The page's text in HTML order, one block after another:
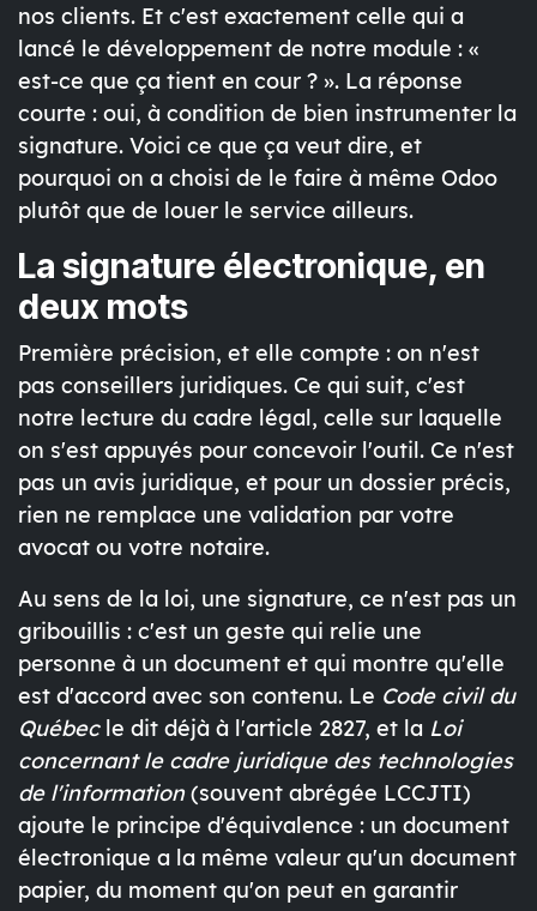
nos clients. Et c'est exactement celle qui a
lancé le développement de notre module : «
est-ce que ça tient en cour ? ». La réponse
courte : oui, à condition de bien instrumenter la
signature. Voici ce que ça veut dire, et
pourquoi on a choisi de le faire à même Odoo
plutôt que de louer le service ailleurs.
La signature électronique, en
deux mots
Première précision, et elle compte : on n'est
pas conseillers juridiques. Ce qui suit, c'est
notre lecture du cadre légal, celle sur laquelle
on s'est appuyés pour concevoir l'outil. Ce n'est
pas un avis juridique, et pour un dossier précis,
rien ne remplace une validation par votre
avocat ou votre notaire.
Au sens de la loi, une signature, ce n'est pas un
gribouillis : c'est un geste qui relie une
personne à un document et qui montre qu'elle
est d'accord avec son contenu. Le Code civil du
Québecle dit déjà à l'article 2827, et la Loi
concernant le cadre juridique des technologies
de l'information(souvent abrégée LCCJTI)
ajoute le principe d'équivalence : un document
électronique a la même valeur qu'un document
papier, du moment qu'on peut en garantir